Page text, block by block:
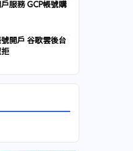
服務 GCP帳號購
開戶 谷歌雲後台
拒